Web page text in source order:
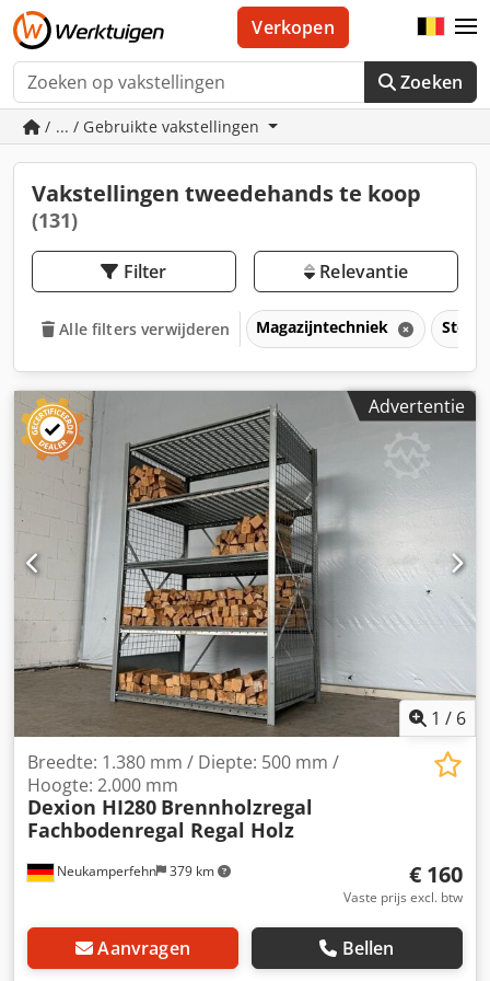
Zoeken
Verkopen
/ ... / Gebruikte vakstellingen
Vakstellingen tweedehands te koop
(131)
Filter Relevantie
Alle filters verwijderen Magazijntechniek
Advertentie
1 / 6
Neukamperfehn 379 km
Breedte: 1.380 mm / Diepte: 500 mm /
Hoogte: 2.000 mm
Dexion HI280 Brennholzregal
Fachbodenregal Regal Holz
€ 160
Vaste prijs excl. btw
Aanvragen Bellen